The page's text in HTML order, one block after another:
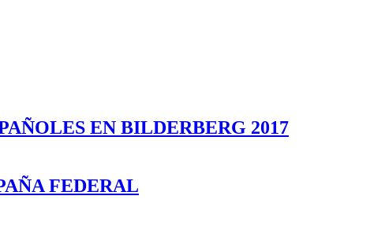
EN BILDERBERG 2017
FEDERAL